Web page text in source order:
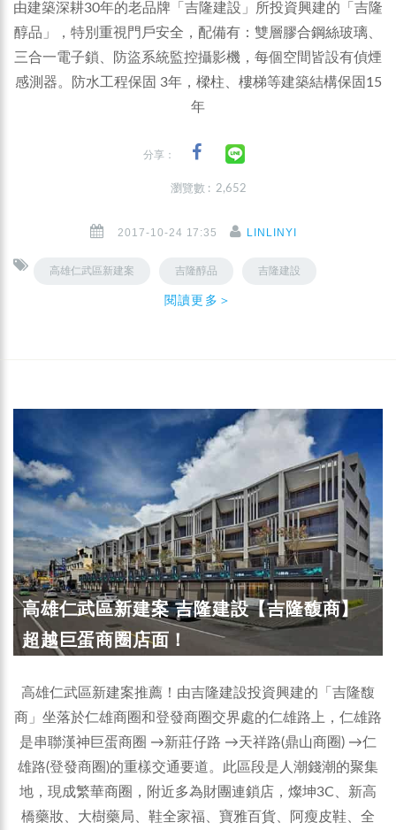
由建築深耕30年的老品牌「吉隆建設」所投資興建的「吉隆
醇品」，特別重視門戶安全，配備有：雙層膠合鋼絲玻璃、
三合一電子鎖、防盜系統監控攝影機，每個空間皆設有偵煙
感測器。防水工程保固 3年，樑柱、樓梯等建築結構保固15
年
分享：
瀏覽數 : 2,652
2017-10-24 17:35 LINLINYI
高雄仁武區新建案 吉隆醇品 吉隆建設
閱讀更多＞
高雄仁武區新建案 吉隆建設【吉隆馥商】
超越巨蛋商圈店面！
高雄仁武區新建案推薦！由吉隆建設投資興建的「吉隆馥
商」坐落於仁雄商圈和登發商圈交界處的仁雄路上，仁雄路
是串聯漢神巨蛋商圈 →新莊仔路 →天祥路(鼎山商圈) →仁
雄路(登發商圈)的重樣交通要道。此區段是人潮錢潮的聚集
地，現成繁華商圈，附近多為財團連鎖店，燦坤3C、新高
橋藥妝、大樹藥局、鞋全家福、寶雅百貨、阿瘦皮鞋、全